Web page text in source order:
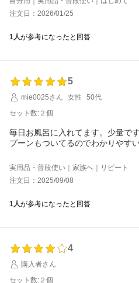
注文日：2026/01/25
1人が参考になったと回答
5
mie0025さん
女性
50代
セット数:２個
毎日お風呂に入れてます。少量で
プーンもついてるのでわかりやすい
実用品・普段使い｜家族へ｜リピート
注文日：2025/09/08
1人が参考になったと回答
4
購入者さん
セット数:２個